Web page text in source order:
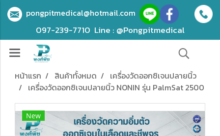
pongpitmedical@hotmail.com
097-239-7710 Line : @Pongpitmedical
หน้าแรก สินค้าทั้งหมด
เครื่องวัดออกซิเจนปลายนิ้ว
เครื่องวัดออกซิเจนปลายนิ้ว NONIN รุ่น PalmSat 2500
New